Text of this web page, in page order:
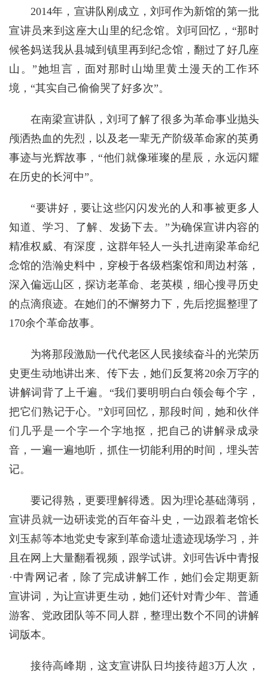
2014年，宣讲队刚成立，刘珂作为新馆的第一批
宣讲员来到这座大山里的纪念馆。刘珂回忆，“那时
候爸妈送我从县城到镇里再到纪念馆，翻过了好几座
山。”她坦言，面对那时山坳里黄土漫天的工作环
境，“其实自己偷偷哭了好多次”。
在南梁宣讲队，刘珂了解了很多为革命事业抛头
颅洒热血的先烈，以及老一辈无产阶级革命家的英勇
事迹与光辉故事，“他们就像璀璨的星辰，永远闪耀
在历史的长河中”。
“要讲好，要让这些闪闪发光的人和事被更多人
知道、学习、了解、发扬下去。”为确保宣讲内容的
精准权威、有深度，这群年轻人一头扎进南梁革命纪
念馆的浩瀚史料中，穿梭于各级档案馆和周边村落，
深入偏远山区，探访老革命、老英模，细心搜寻历史
的点滴痕迹。在她们的不懈努力下，先后挖掘整理了
170余个革命故事。
为将那段激励一代代老区人民接续奋斗的光荣历
史更生动地讲出来、传下去，她们反复将20余万字的
讲解词背了上千遍。“我们要明明白白领会每个字，
把它们熟记于心。”刘珂回忆，那段时间，她和伙伴
们几乎是一个字一个字地抠，把自己的讲解录成录
音，一遍一遍地听，抓住一切能利用的时间，埋头苦
记。
要记得熟，更要理解得透。因为理论基础薄弱，
宣讲员就一边研读党的百年奋斗史，一边跟着老馆长
刘玉郝等本地党史专家到革命遗址遗迹现场学习，并
且在网上大量翻看视频，跟学试讲。刘珂告诉中青报
·中青网记者，除了完成讲解工作，她们会定期更新
宣讲词，为让宣讲更生动，她们还针对青少年、普通
游客、党政团队等不同人群，整理出数个不同的讲解
词版本。
接待高峰期，这支宣讲队日均接待超3万人次，